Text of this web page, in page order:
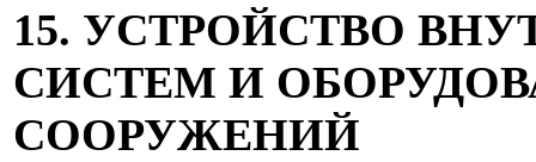
15. УСТРОЙСТВО
СИСТЕМ И
СООРУЖЕНИЙ